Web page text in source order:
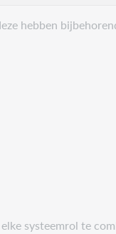
hebben
systeemrol te